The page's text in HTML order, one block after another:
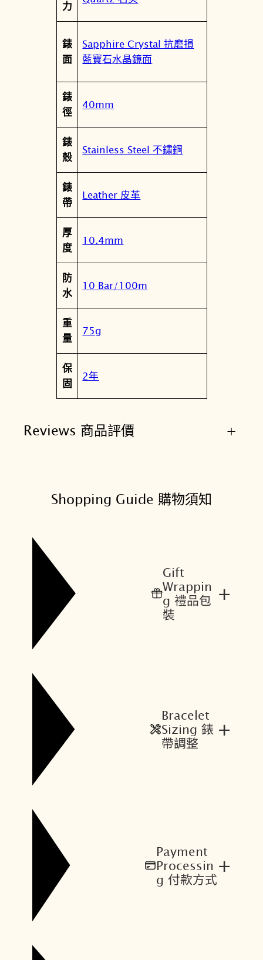
1
0
1
6
.
1
0
數
力
錶
面
Sapphire Crystal 抗磨損
藍寶石水晶鏡面
錶
徑
40mm
錶
殼
Stainless Steel 不鏽鋼
錶
帶
Leather 皮革
厚
度
10.4mm
防
水
10 Bar/100m
重
量
75g
保
固
2年
Reviews 商品評價 +
Shopping Guide 購物須知
Gift
Wrappin
g 禮品包
裝
+
Bracelet
Sizing 錶
帶調整
+
Payment
Processin
g 付款方式
+